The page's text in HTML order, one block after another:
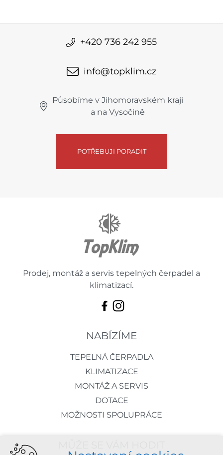
+420 736 242 955
info@topklim.cz
Působíme v Jihomoravském kraji
a na Vysočině
POTŘEBUJI PORADIT
Prodej, montáž a servis tepelných čerpadel a
klimatizací.
NABÍZÍME
TEPELNÁ ČERPADLA
KLIMATIZACE
MONTÁŽ A SERVIS
DOTACE
MOŽNOSTI SPOLUPRÁCE